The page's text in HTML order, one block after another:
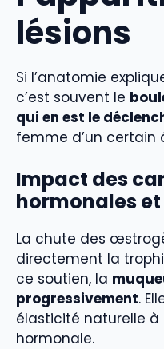
lésions
Si l’anatomie
c’est souvent le
qui en est le
femme d’un certain
Impact des
hormonales et
La chute des
directement la
ce soutien, la
progressivement.
élasticité naturelle
hormonale.